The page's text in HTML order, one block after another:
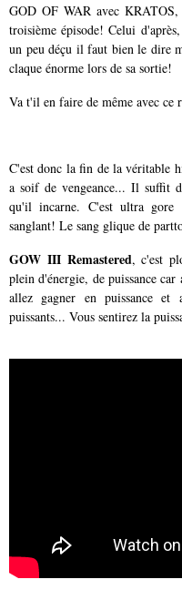
GOD OF WAR avec
troisième épisode! Celui
un peu déçu il faut bien le dire
claque énorme lors de sa sortie!
Va t'il en faire de même avec ce
C'est donc la fin de la véritable
a soif de vengeance... Il suffit
qu'il incarne. C'est ultra gore
sanglant! Le sang glique de
GOW III Remastered, c'est
plein d'énergie, de puissance
allez gagner en puissance
puissants... Vous sentirez la